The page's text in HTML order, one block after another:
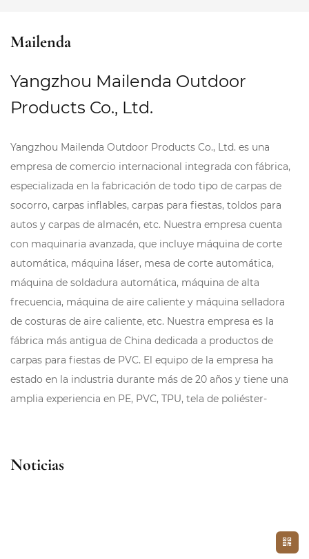
Mailenda
Yangzhou Mailenda Outdoor
Products Co., Ltd.
Yangzhou Mailenda Outdoor Products Co., Ltd. es una
empresa de comercio internacional integrada con fábrica,
especializada en la fabricación de todo tipo de carpas de
socorro, carpas inflables, carpas para fiestas, toldos para
autos y carpas de almacén, etc. Nuestra empresa cuenta
con maquinaria avanzada, que incluye máquina de corte
automática, máquina láser, mesa de corte automática,
máquina de soldadura automática, máquina de alta
frecuencia, máquina de aire caliente y máquina selladora
de costuras de aire caliente, etc. Nuestra empresa es la
fábrica más antigua de China dedicada a productos de
carpas para fiestas de PVC. El equipo de la empresa ha
estado en la industria durante más de 20 años y tiene una
amplia experiencia en PE, PVC, TPU, tela de poliéster-
cooperación con supermercados. Como profesional
exportan principalmente a docenas de países y regiones,
incluyendo Alemania, Estados Unidos, Japón, Reino Unido,
Noticias